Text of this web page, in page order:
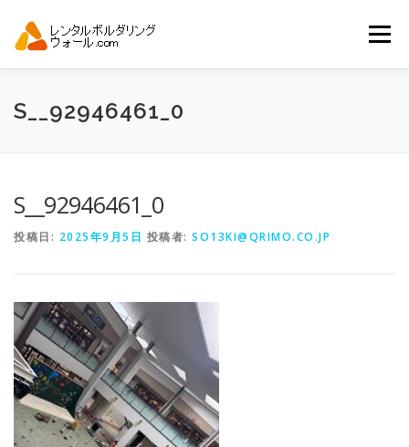
メニュー
トップ 自動見積り
S__92946461_0
S__92946461_0
投稿日: 2025年9月5日 投稿者: SO13KI@QRIMO.CO.JP